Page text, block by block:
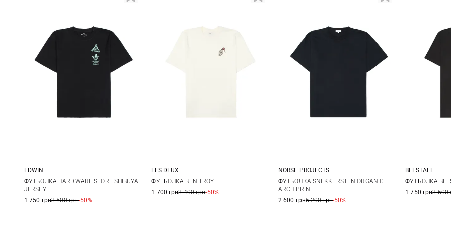
S M L XL
XXL
EDWIN
ФУТБОЛКА HARDWARE STORE SHIBUYA
JERSEY
1 750 грн3 500 грн-50%
M L
LES DEUX
ФУТБОЛКА BEN TROY
1 700 грн3 400 грн-50%
M L XL
NORSE PROJECTS
ФУТБОЛКА SNEKKERSTEN ORGANIC
ARCH PRINT
2 600 грн5 200 грн-50%
S
BELSTAFF
ФУТБОЛКА
1 750 грн3 500